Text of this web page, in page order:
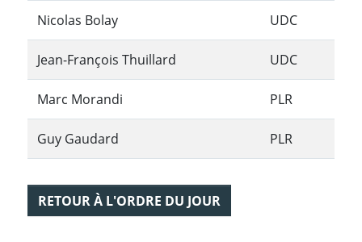
Nicolas Bolay UDC
Jean-François Thuillard UDC
Marc Morandi PLR
Guy Gaudard PLR
RETOUR À L'ORDRE DU JOUR